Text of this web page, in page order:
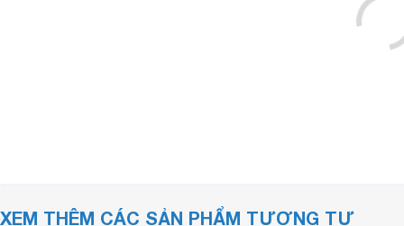
XEM THÊM CÁC SẢN PHẨM TƯƠNG TỰ